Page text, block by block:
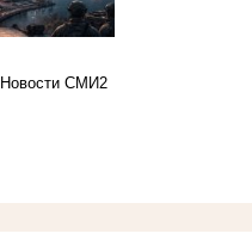
Новости СМИ2